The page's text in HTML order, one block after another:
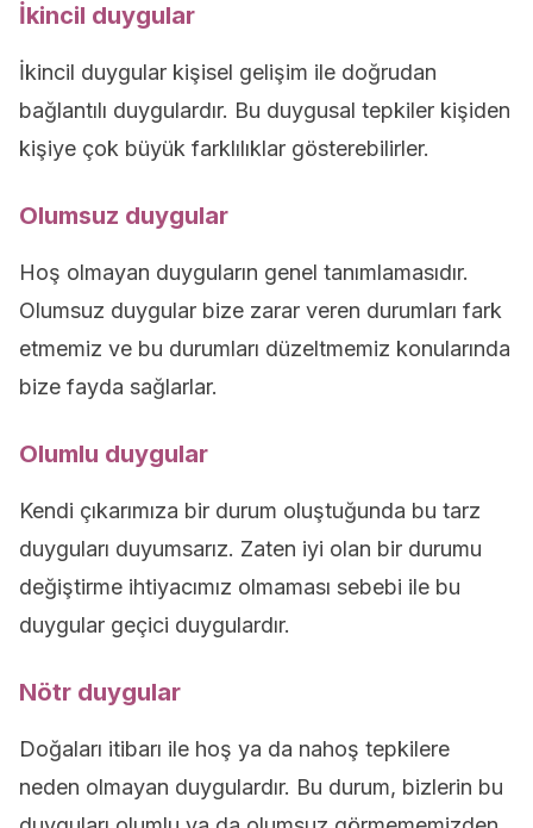
İkincil duygular
İkincil duygular kişisel gelişim ile doğrudan
bağlantılı duygulardır. Bu duygusal tepkiler kişiden
kişiye çok büyük farklılıklar gösterebilirler.
Olumsuz duygular
Hoş olmayan duyguların genel tanımlamasıdır.
Olumsuz duygular bize zarar veren durumları fark
etmemiz ve bu durumları düzeltmemiz konularında
bize fayda sağlarlar.
Olumlu duygular
Kendi çıkarımıza bir durum oluştuğunda bu tarz
duyguları duyumsarız. Zaten iyi olan bir durumu
değiştirme ihtiyacımız olmaması sebebi ile bu
duygular geçici duygulardır.
Nötr duygular
Doğaları itibarı ile hoş ya da nahoş tepkilere
neden olmayan duygulardır. Bu durum, bizlerin bu